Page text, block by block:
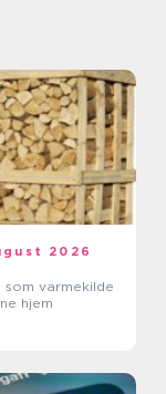
2026
varmekilde
hjem